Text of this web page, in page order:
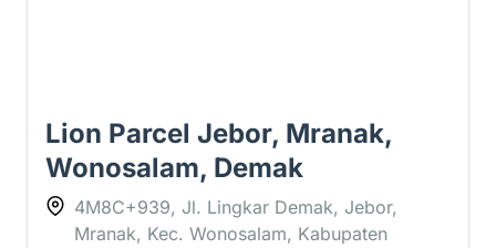
Lion Parcel Jebor, Mranak,
Wonosalam, Demak
4M8C+939, Jl. Lingkar Demak, Jebor,
Mranak, Kec. Wonosalam, Kabupaten